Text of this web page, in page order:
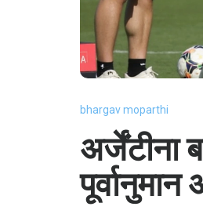
bhargav moparthi
अर्जेंटीना